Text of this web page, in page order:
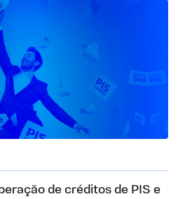
de créditos de PIS e